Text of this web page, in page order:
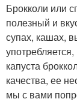
Брокколи или
полезный и
супах, кашах,
капуста
качества, ее
мы с вами